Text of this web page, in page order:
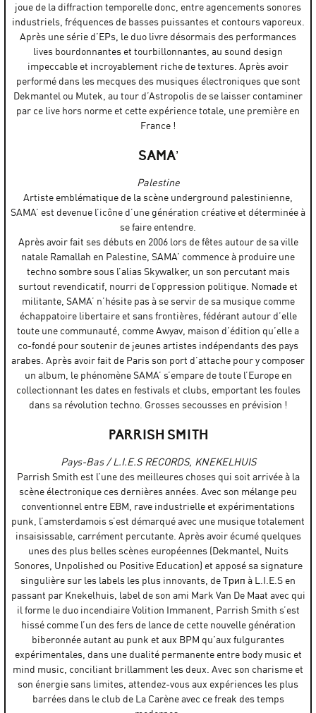
joue de la diffraction temporelle donc, entre agencements sonores
industriels, fréquences de basses puissantes et contours vaporeux.
Après une série d’EPs, le duo livre désormais des performances
lives bourdonnantes et tourbillonnantes, au sound design
impeccable et incroyablement riche de textures. Après avoir
performé dans les mecques des musiques électroniques que sont
Dekmantel ou Mutek, au tour d’Astropolis de se laisser contaminer
par ce live hors norme et cette expérience totale, une première en
France !
SAMA’
Palestine
Artiste emblématique de la scène underground palestinienne,
SAMA’ est devenue l’icône d’une génération créative et déterminée à
se faire entendre.
Après avoir fait ses débuts en 2006 lors de fêtes autour de sa ville
natale Ramallah en Palestine, SAMA’ commence à produire une
techno sombre sous l’alias Skywalker, un son percutant mais
surtout revendicatif, nourri de l’oppression politique. Nomade et
militante, SAMA’ n’hésite pas à se servir de sa musique comme
échappatoire libertaire et sans frontières, fédérant autour d’elle
toute une communauté, comme Awyav, maison d’édition qu’elle a
co-fondé pour soutenir de jeunes artistes indépendants des pays
arabes. Après avoir fait de Paris son port d’attache pour y composer
un album, le phénomène SAMA’ s’empare de toute l’Europe en
collectionnant les dates en festivals et clubs, emportant les foules
dans sa révolution techno. Grosses secousses en prévision !
PARRISH SMITH
Pays-Bas / L.I.E.S RECORDS, KNEKELHUIS
Parrish Smith est l’une des meilleures choses qui soit arrivée à la
scène électronique ces dernières années. Avec son mélange peu
conventionnel entre EBM, rave industrielle et expérimentations
punk, l’amsterdamois s’est démarqué avec une musique totalement
insaisissable, carrément percutante. Après avoir écumé quelques
unes des plus belles scènes européennes (Dekmantel, Nuits
Sonores, Unpolished ou Positive Education) et apposé sa signature
singulière sur les labels les plus innovants, de Tрип à L.I.E.S en
passant par Knekelhuis, label de son ami Mark Van De Maat avec qui
il forme le duo incendiaire Volition Immanent, Parrish Smith s’est
hissé comme l’un des fers de lance de cette nouvelle génération
biberonnée autant au punk et aux BPM qu’aux fulgurantes
expérimentales, dans une dualité permanente entre body music et
mind music, conciliant brillamment les deux. Avec son charisme et
son énergie sans limites, attendez-vous aux expériences les plus
barrées dans le club de La Carène avec ce freak des temps